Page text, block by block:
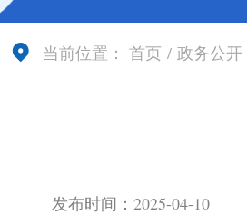
当前位置： 首页 / 政务公开
发布时间：2025-04-10